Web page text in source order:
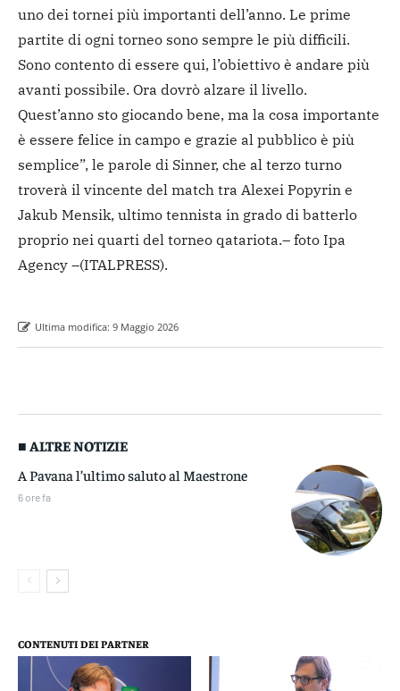
uno dei tornei più importanti dell’anno. Le prime
partite di ogni torneo sono sempre le più difficili.
Sono contento di essere qui, l’obiettivo è andare più
avanti possibile. Ora dovrò alzare il livello.
Quest’anno sto giocando bene, ma la cosa importante
è essere felice in campo e grazie al pubblico è più
semplice”, le parole di Sinner, che al terzo turno
troverà il vincente del match tra Alexei Popyrin e
Jakub Mensik, ultimo tennista in grado di batterlo
proprio nei quarti del torneo qatariota.– foto Ipa
Agency –(ITALPRESS).
Ultima modifica: 9 Maggio 2026
■ ALTRE NOTIZIE
A Pavana l’ultimo saluto al Maestrone
6 ore fa
CONTENUTI DEI PARTNER